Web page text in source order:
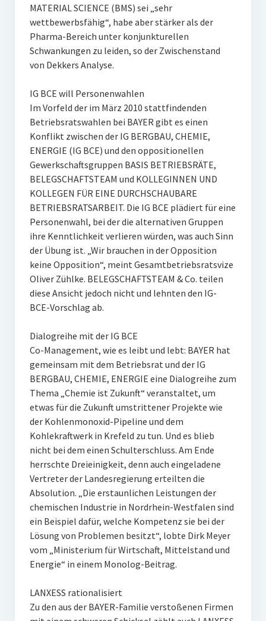
MATERIAL SCIENCE (BMS) sei „sehr
wettbewerbsfähig“, habe aber stärker als der
Pharma-Bereich unter konjunkturellen
Schwankungen zu leiden, so der Zwischenstand
von Dekkers Analyse.
IG BCE will Personenwahlen
Im Vorfeld der im März 2010 stattfindenden
Betriebsratswahlen bei BAYER gibt es einen
Konflikt zwischen der IG BERGBAU, CHEMIE,
ENERGIE (IG BCE) und den oppositionellen
Gewerkschaftsgruppen BASIS BETRIEBSRÄTE,
BELEGSCHAFTSTEAM und KOLLEGINNEN UND
KOLLEGEN FÜR EINE DURCHSCHAUBARE
BETRIEBSRATSARBEIT. Die IG BCE plädiert für eine
Personenwahl, bei der die alternativen Gruppen
ihre Kenntlichkeit verlieren würden, was auch Sinn
der Übung ist. „Wir brauchen in der Opposition
keine Opposition“, meint Gesamtbetriebsratsvize
Oliver Zühlke. BELEGSCHAFTSTEAM & Co. teilen
diese Ansicht jedoch nicht und lehnten den IG-
BCE-Vorschlag ab.
Dialogreihe mit der IG BCE
Co-Management, wie es leibt und lebt: BAYER hat
gemeinsam mit dem Betriebsrat und der IG
BERGBAU, CHEMIE, ENERGIE eine Dialogreihe zum
Thema „Chemie ist Zukunft“ veranstaltet, um
etwas für die Zukunft umstrittener Projekte wie
der Kohlenmonoxid-Pipeline und dem
Kohlekraftwerk in Krefeld zu tun. Und es blieb
nicht bei dem einen Schulterschluss. Am Ende
herrschte Dreieinigkeit, denn auch eingeladene
Vertreter der Landesregierung erteilten die
Absolution. „Die erstaunlichen Leistungen der
chemischen Industrie in Nordrhein-Westfalen sind
ein Beispiel dafür, welche Kompetenz sie bei der
Lösung von Problemen besitzt“, lobte Dirk Meyer
vom „Ministerium für Wirtschaft, Mittelstand und
Energie“ in einem Monolog-Beitrag.
LANXESS rationalisiert
Zu den aus der BAYER-Familie verstoßenen Firmen